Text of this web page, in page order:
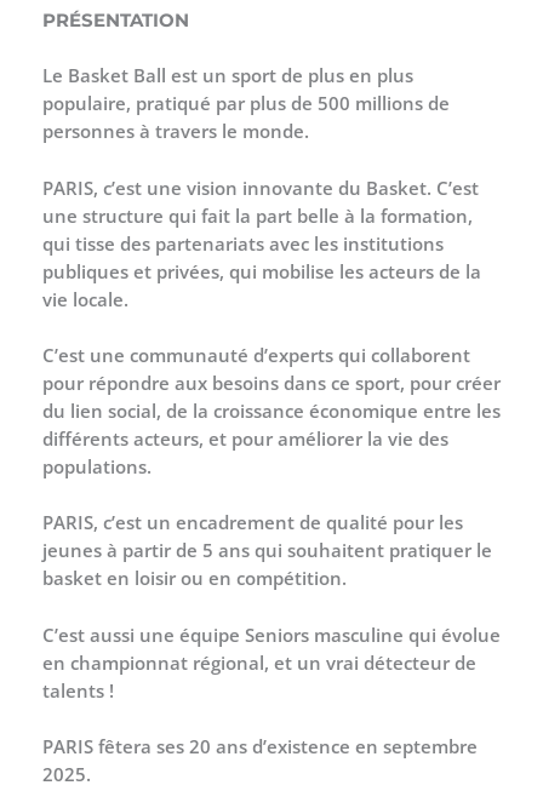
PRÉSENTATION
Le Basket Ball est un sport de plus en plus
populaire, pratiqué par plus de 500 millions de
personnes à travers le monde.
PARIS, c’est une vision innovante du Basket. C’est
une structure qui fait la part belle à la formation,
qui tisse des partenariats avec les institutions
publiques et privées, qui mobilise les acteurs de la
vie locale.
​C’est une communauté d’experts qui collaborent
pour répondre aux besoins dans ce sport, pour créer
du lien social, de la croissance économique entre les
différents acteurs, et pour améliorer la vie des
populations.
PARIS, c’est un encadrement de qualité pour les
jeunes à partir de 5 ans qui souhaitent pratiquer le
basket en loisir ou en compétition.
​C’est aussi une équipe Seniors masculine qui évolue
en championnat régional, et un vrai détecteur de
talents !
PARIS fêtera ses 20 ans d’existence en septembre
2025.